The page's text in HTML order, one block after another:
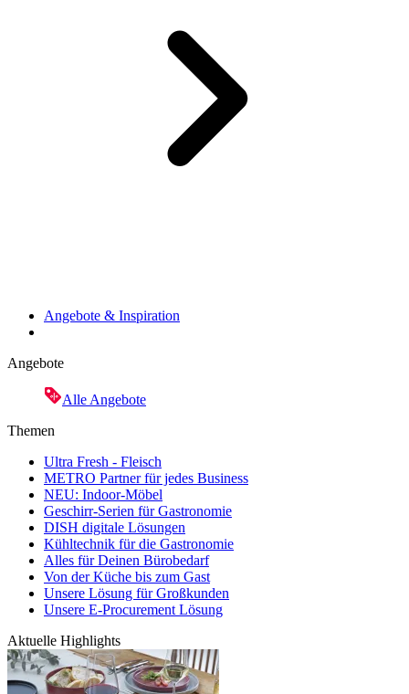
Angebote & Inspiration
Angebote
Alle Angebote
Themen
Ultra Fresh - Fleisch
METRO Partner für jedes Business
NEU: Indoor-Möbel
Geschirr-Serien für Gastronomie
DISH digitale Lösungen
Kühltechnik für die Gastronomie
Alles für Deinen Bürobedarf
Von der Küche bis zum Gast
Unsere Lösung für Großkunden
Unsere E-Procurement Lösung
Aktuelle Highlights